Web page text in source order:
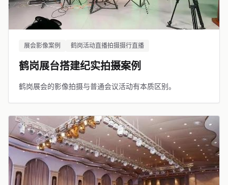
展会影像案例 鹤岗活动直播拍摄摄行直播
鹤岗展台搭建纪实拍摄案例
鹤岗展会的影像拍摄与普通会议活动有本质区别。